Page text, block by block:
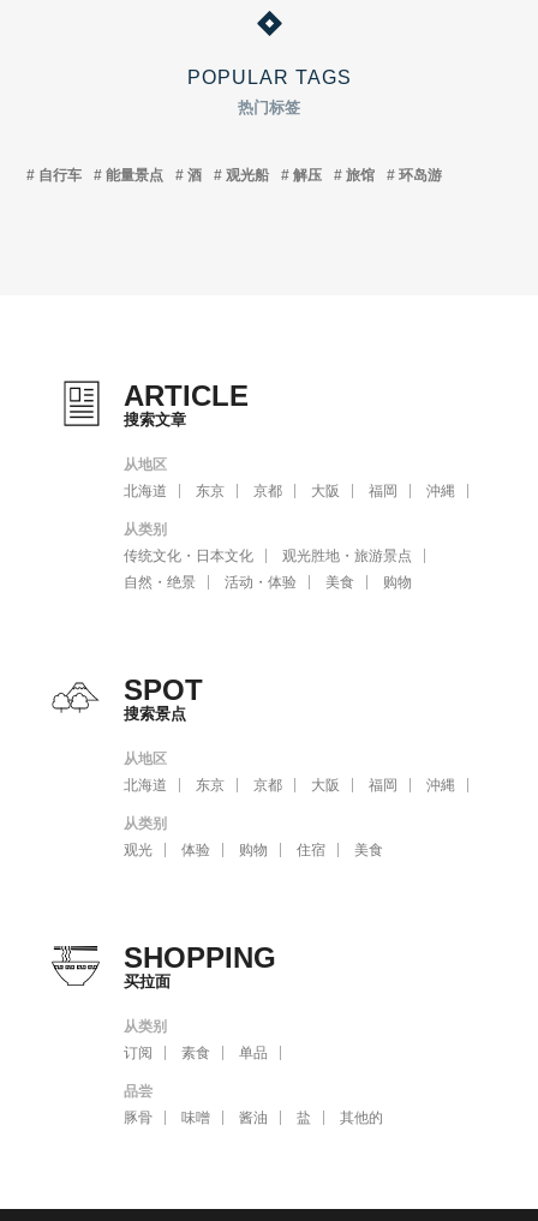
POPULAR TAGS
热门标签
自行车 能量景点 酒 观光船 解压 旅馆 环岛游
ARTICLE
搜索文章
从地区
北海道
东京 京都 大阪 福岡 沖縄
从类别
传统文化・日本文化
观光胜地・旅游景点
自然・绝景
活动・体验 美食 购物
SPOT
搜索景点
从地区
北海道
东京 京都 大阪 福岡 沖縄
从类别
观光
体验 购物 住宿 美食
SHOPPING
买拉面
从类别
订阅
素食 单品
品尝
豚骨
味噌 酱油 盐 其他的